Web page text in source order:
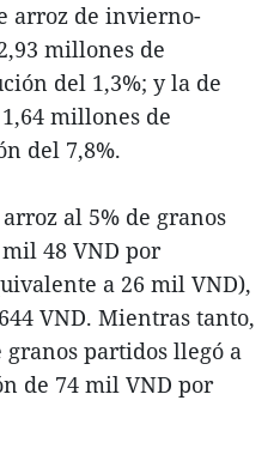
arroz de invierno-
millones de
del 1,3%; y la de
millones de
del 7,8%.
al 5% de granos
48 VND por
a 26 mil VND),
VND. Mientras tanto,
partidos llegó a
de 74 mil VND por